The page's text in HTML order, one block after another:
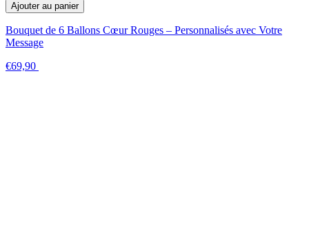
Ajouter au panier
Bouquet de 6 Ballons Cœur Rouges – Personnalisés avec Votre
Message
€69,90